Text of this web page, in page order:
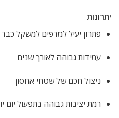
יתרונות
פתרון יעיל למדפים למשקל כבד
עמידות גבוהה לאורך שנים
ניצול חכם של שטחי אחסון
רמת יציבות גבוהה בתפעול יום